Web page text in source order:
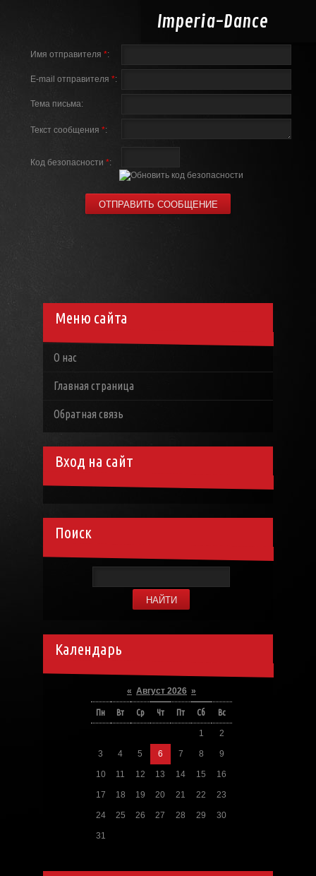
Imperia-Dance
Имя отправителя *:
E-mail отправителя *:
Тема письма:
Текст сообщения *:
Код безопасности *:
Меню сайта
О нас
Главная страница
Обратная связь
Вход на сайт
Поиск
Календарь
« Август 2026 »
Пн Вт Ср Чт Пт Сб Вс
1 2
3 4 5 6 7 8 9
10 11 12 13 14 15 16
17 18 19 20 21 22 23
24 25 26 27 28 29 30
31